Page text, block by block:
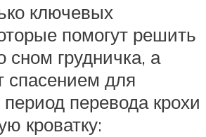
ключевых
помогут решить
грудничка, а
спасением для
перевода крохи
кроватку: